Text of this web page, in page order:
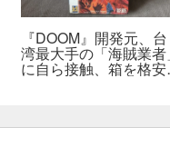
『DOOM』開発元、台
湾最大手の「海賊業者
に自ら接触、箱を格安